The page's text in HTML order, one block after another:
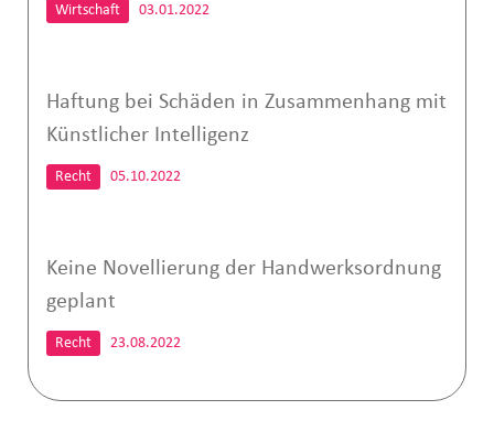
Wirtschaft 03.01.2022
Haftung bei Schäden in Zusammenhang mit
Künstlicher Intelligenz
Recht 05.10.2022
Keine Novellierung der Handwerksordnung
geplant
Recht 23.08.2022